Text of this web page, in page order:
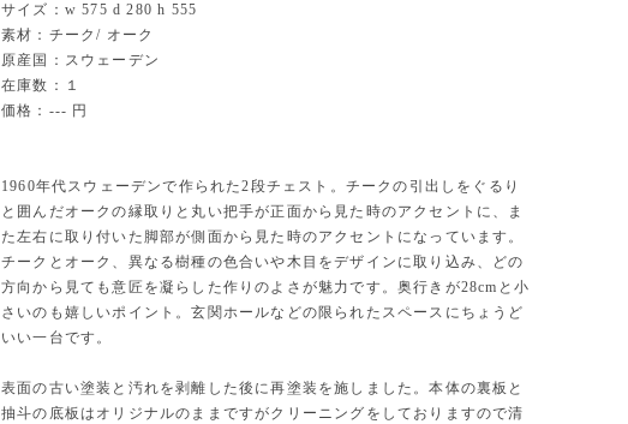
サイズ：w 575 d 280 h 555
素材：チーク/ オーク
原産国：スウェーデン
在庫数：１
価格：--- 円
1960年代スウェーデンで作られた2段チェスト。チークの引出しをぐるり
と囲んだオークの縁取りと丸い把手が正面から見た時のアクセントに、ま
た左右に取り付いた脚部が側面から見た時のアクセントになっています。
チークとオーク、異なる樹種の色合いや木目をデザインに取り込み、どの
方向から見ても意匠を凝らした作りのよさが魅力です。奥行きが28cmと小
さいのも嬉しいポイント。玄関ホールなどの限られたスペースにちょうど
いい一台です。
表面の古い塗装と汚れを剥離した後に再塗装を施しました。本体の裏板と
抽斗の底板はオリジナルのままですがクリーニングをしておりますので清